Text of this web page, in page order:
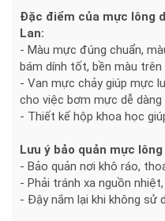
Đặc điểm của mực lông
Lan:
- Màu mực đúng chuẩn,
bám dính tốt, bền màu
- Van mực chảy giúp mực
cho việc bơm mực dễ dàng
- Thiết kế hộp khoa học
Lưu ý bảo quản mực
- Bảo quản nơi khô ráo,
- Phải tránh xa nguồn
- Đậy nắm lại khi không sử